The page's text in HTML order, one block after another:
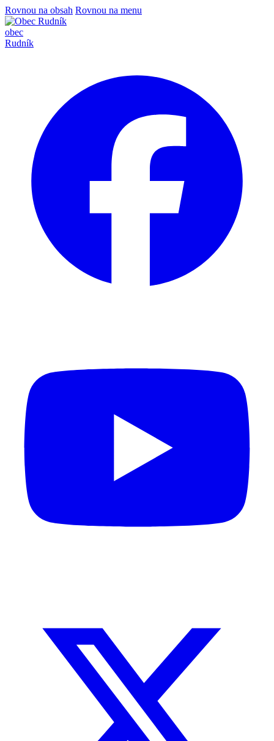
Rovnou na obsah Rovnou na menu
obec
Rudník